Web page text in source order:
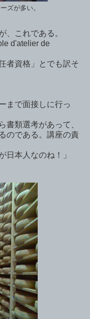
ズが多い。
、これである。
d'atelier de
者資格」とでも訳そ
まで面接しに行っ
書類選考があって、
のである。講座の責
日本人なのね！」